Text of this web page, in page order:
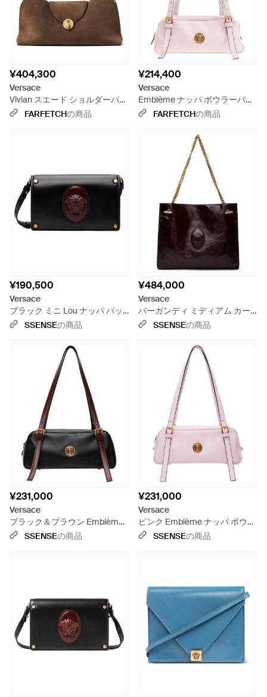
¥404,300
Versace
Vivian スエード ショルダーバッ
グ - ブラウン
FARFETCHの商品
¥214,400
Versace
Emblème ナッパ ボウラーバッ
グ - ピンク
FARFETCHの商品
¥190,500
Versace
ブラック ミニ Lou ナッパ バッ
グ
SSENSEの商品
¥484,000
Versace
バーガンディ ミディアム カー
フレザー バッグ - ブラウン
SSENSEの商品
¥231,000
Versace
ブラック＆ブラウン Emblème
ナッパ ボウリング バッグ
SSENSEの商品
¥231,000
Versace
ピンク Emblème ナッパ ボウリ
ング バッグ
SSENSEの商品